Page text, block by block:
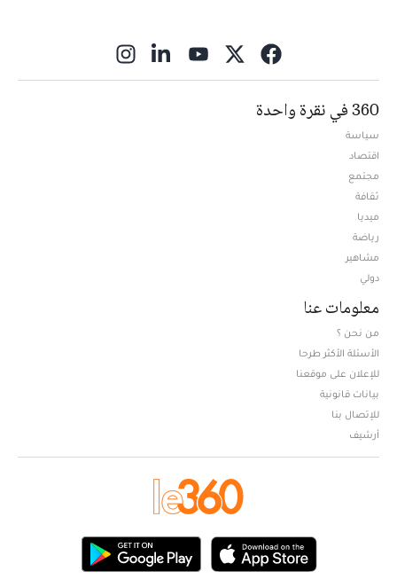
360 في نقرة واحدة
سياسة
اقتصاد
مجتمع
ثقافة
ميديا
رياضة
مشاهير
دولي
معلومات عنا
من نحن ؟
الأسئلة الأكثر طرحا
للإعلان على موقعنا
بيانات قانونية
للإتصال بنا
أرشيف